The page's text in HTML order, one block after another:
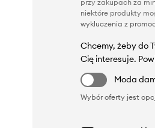
przy zakupach za
niektóre produkty
wykluczenia z
Chcemy, żeby do
Cię interesuje.
Moda
Wybór oferty jest